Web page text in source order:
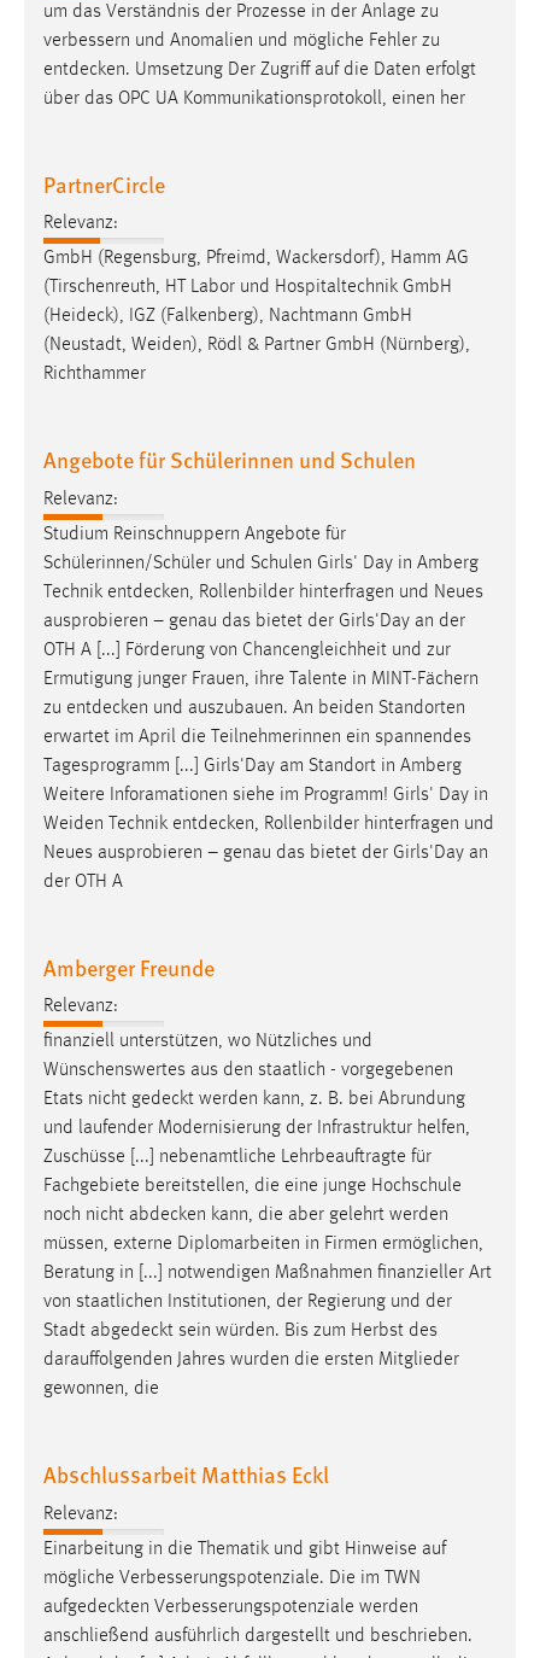
um das Verständnis der Prozesse in der Anlage zu
verbessern und Anomalien und mögliche Fehler zu
entdecken. Umsetzung Der Zugriff auf die Daten erfolgt
über das OPC UA Kommunikationsprotokoll, einen her
PartnerCircle
Relevanz:
GmbH (Regensburg, Pfreimd, Wackersdorf), Hamm AG
(Tirschenreuth, HT Labor und Hospitaltechnik GmbH
(Heideck), IGZ (Falkenberg), Nachtmann GmbH
(Neustadt, Weiden), Rödl & Partner GmbH (Nürnberg),
Richthammer
Angebote für Schülerinnen und Schulen
Relevanz:
Studium Reinschnuppern Angebote für
Schülerinnen/Schüler und Schulen Girls' Day in Amberg
Technik entdecken, Rollenbilder hinterfragen und Neues
ausprobieren – genau das bietet der Girls'Day an der
OTH A [...] Förderung von Chancengleichheit und zur
Ermutigung junger Frauen, ihre Talente in MINT-Fächern
zu entdecken und auszubauen. An beiden Standorten
erwartet im April die Teilnehmerinnen ein spannendes
Tagesprogramm [...] Girls'Day am Standort in Amberg
Weitere Inforamationen siehe im Programm! Girls' Day in
Weiden Technik entdecken, Rollenbilder hinterfragen und
Neues ausprobieren – genau das bietet der Girls'Day an
der OTH A
Amberger Freunde
Relevanz:
finanziell unterstützen, wo Nützliches und
Wünschenswertes aus den staatlich - vorgegebenen
Etats nicht gedeckt werden kann, z. B. bei Abrundung
und laufender Modernisierung der Infrastruktur helfen,
Zuschüsse [...] nebenamtliche Lehrbeauftragte für
Fachgebiete bereitstellen, die eine junge Hochschule
noch nicht abdecken kann, die aber gelehrt werden
müssen, externe Diplomarbeiten in Firmen ermöglichen,
Beratung in [...] notwendigen Maßnahmen finanzieller Art
von staatlichen Institutionen, der Regierung und der
Stadt abgedeckt sein würden. Bis zum Herbst des
darauffolgenden Jahres wurden die ersten Mitglieder
gewonnen, die
Abschlussarbeit Matthias Eckl
Relevanz:
Einarbeitung in die Thematik und gibt Hinweise auf
mögliche Verbesserungspotenziale. Die im TWN
aufgedeckten Verbesserungspotenziale werden
anschließend ausführlich dargestellt und beschrieben.